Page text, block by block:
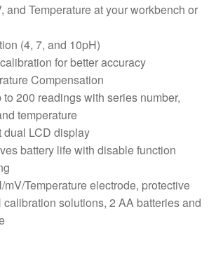
and Temperature at your workbench or
(4, 7, and 10pH)
for better accuracy
Compensation
to 200 readings with series number,
temperature
dual LCD display
battery life with disable function
Temperature electrode, protective
calibration solutions, 2 AA batteries and